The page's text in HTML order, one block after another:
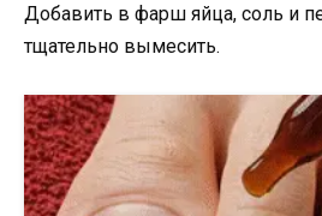
Добавить в фарш яйца, соль и
тщательно вымесить.